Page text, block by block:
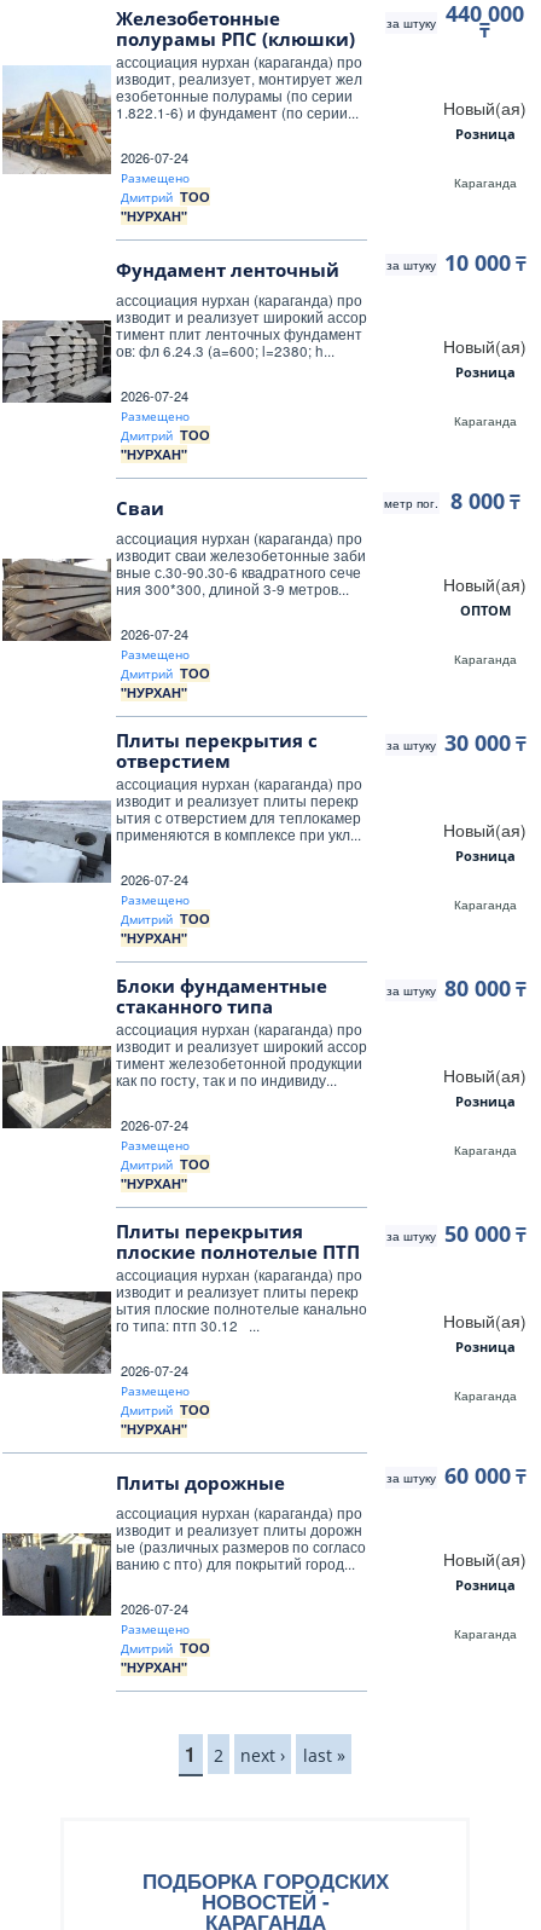
Железобетонные
полурамы РПС (клюшки)
за штуку 440 000
₸
ассоциация нурхан (караганда) про
изводит, реализует, монтирует жел
езобетонные полурамы (по серии
1.822.1-6) и фундамент (по серии...
Новый(ая)
Розница
Караганда
2026-07-24
Размещено
Дмитрий ТОО
"НУРХАН"
Фундамент ленточный за штуку 10 000₸
ассоциация нурхан (караганда) про
изводит и реализует широкий ассор
тимент плит ленточных фундамент
ов: фл 6.24.3 (а=600; l=2380; h...
Новый(ая)
Розница
Караганда
2026-07-24
Размещено
Дмитрий ТОО
"НУРХАН"
Сваи метр пог. 8 000₸
ассоциация нурхан (караганда) про
изводит сваи железобетонные заби
вные с.30-90.30-6 квадратного сече
ния 300*300, длиной 3-9 метров...
Новый(ая)
ОПТОМ
Караганда
2026-07-24
Размещено
Дмитрий ТОО
"НУРХАН"
Плиты перекрытия с
отверстием
за штуку 30 000₸
ассоциация нурхан (караганда) про
изводит и реализует плиты перекр
ытия с отверстием для теплокамер
применяются в комплексе при укл...
Новый(ая)
Розница
Караганда
2026-07-24
Размещено
Дмитрий ТОО
"НУРХАН"
Блоки фундаментные
стаканного типа
за штуку 80 000₸
ассоциация нурхан (караганда) про
изводит и реализует широкий ассор
тимент железобетонной продукции
как по госту, так и по индивиду...
Новый(ая)
Розница
Караганда
2026-07-24
Размещено
Дмитрий ТОО
"НУРХАН"
Плиты перекрытия
плоские полнотелые ПТП
за штуку 50 000₸
ассоциация нурхан (караганда) про
изводит и реализует плиты перекр
ытия плоские полнотелые канально
го типа: птп 30.12 ...
Новый(ая)
Розница
Караганда
2026-07-24
Размещено
Дмитрий ТОО
"НУРХАН"
Плиты дорожные за штуку 60 000₸
ассоциация нурхан (караганда) про
изводит и реализует плиты дорожн
ые (различных размеров по согласо
ванию с пто) для покрытий город...
Новый(ая)
Розница
Караганда
2026-07-24
Размещено
Дмитрий ТОО
"НУРХАН"
1 2 next › last »
ПОДБОРКА ГОРОДСКИХ
НОВОСТЕЙ -
КАРАГАНДА